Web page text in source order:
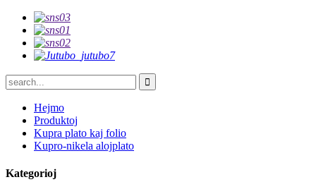
Hejmo
Produktoj
Kupra plato kaj folio
Kupro-nikela alojplato
Kategorioj